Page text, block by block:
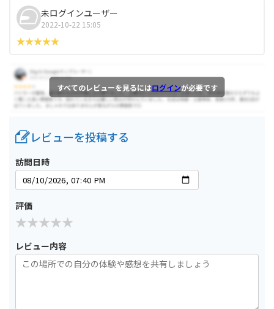
未ログインユーザー
2022-10-22 15:05
すべてのレビューを見るにはログインが必要です
レビューを投稿する
訪問日時
評価
レビュー内容